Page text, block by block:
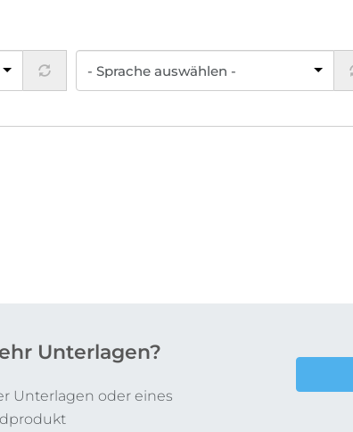
Unterlagen?
Unterlagen oder eines